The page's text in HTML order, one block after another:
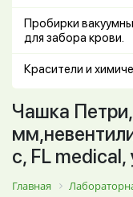
Пробирки
для забора крови.
Красители и
Чашка
с, FL
Главная